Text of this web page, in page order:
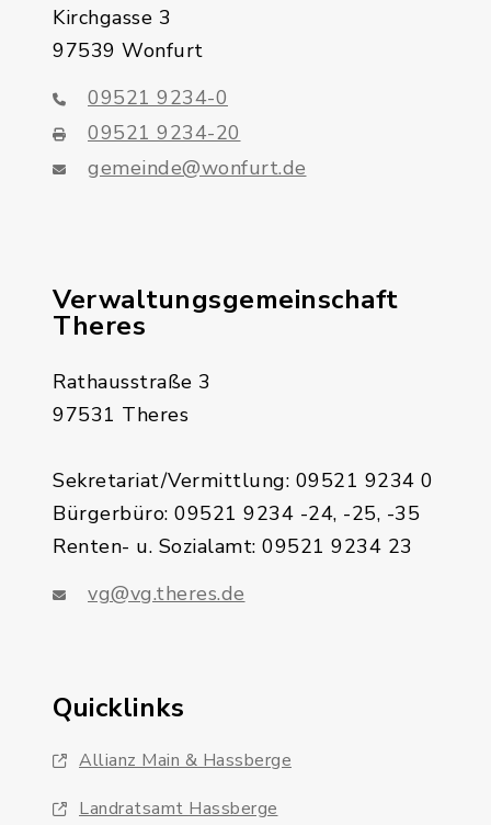
Kirchgasse 3
97539 Wonfurt
09521 9234-0
09521 9234-20
gemeinde@wonfurt.de
Verwaltungsgemeinschaft
Theres
Rathausstraße 3
97531 Theres
Sekretariat/Vermittlung: 09521 9234 0
Bürgerbüro: 09521 9234 -24, -25, -35
Renten- u. Sozialamt: 09521 9234 23
vg@vg.theres.de
Quicklinks
Allianz Main & Hassberge
Landratsamt Hassberge